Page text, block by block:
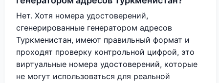
Нет. Хотя номера удостоверений,
сгенерированные генератором адресов
Туркменистан, имеют правильный формат и
проходят проверку контрольной цифрой, это
виртуальные номера удостоверений, которые
не могут использоваться для реальной